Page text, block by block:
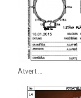
Atvērt …